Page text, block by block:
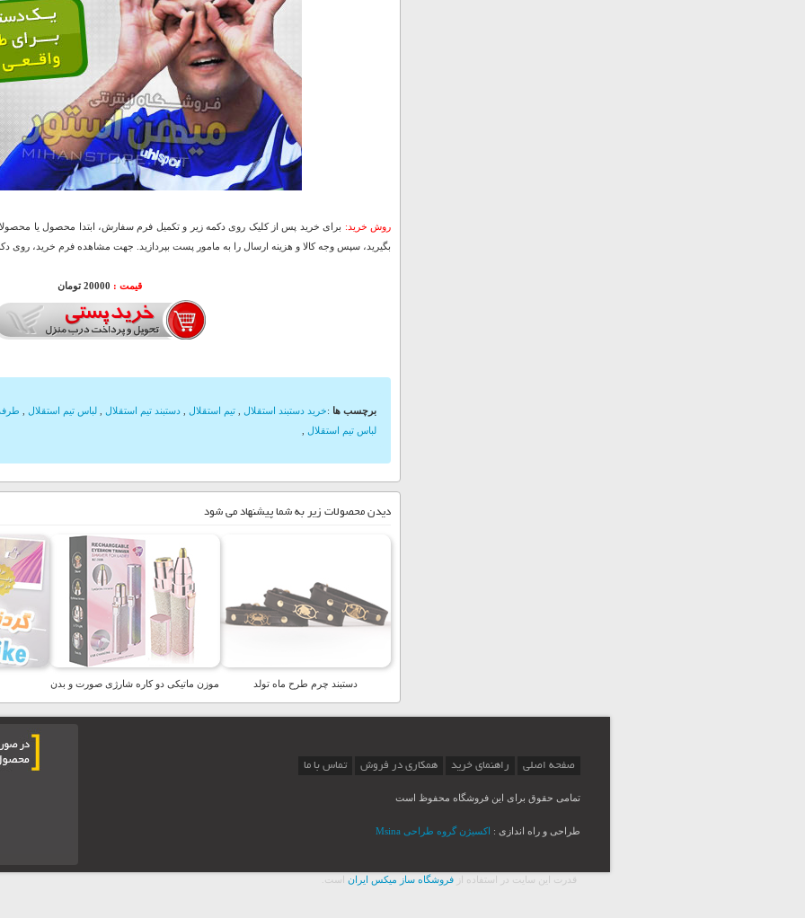
روش خرید: برای خرید پس از کلیک روی دکمه زیر و تکمیل فرم سفارش، ابتدا محصول یا
بگیرید، سپس وجه کالا و هزینه ارسال را به مامور پست بپردازید. جهت مشاهده فرم خرید، روی
قیمت :
برچسب ها :خرید دستبند استقلال تیم استقلال دستبند تیم استقلال لباس تیم استقلال
لباس تیم استقلال
دیدن محصولات زیر به شما پیشنهاد می شود
دستبند چرم طرح ماه تولد موزن ماتیکی دو کاره شارژی صورت و بدن
صفحه اصلی راهنمای خرید همکاری در فروش تماس با ما
تمامی حقوق برای این فروشگاه محفوظ است
طراحی و راه اندازی : اکسیژن گروه طراحی Msina
قدرت اين سايت در استفاده از فروشگاه ساز ميکس ايران است.